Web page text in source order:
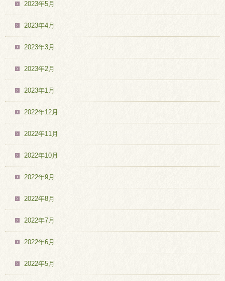
2023年5月
2023年4月
2023年3月
2023年2月
2023年1月
2022年12月
2022年11月
2022年10月
2022年9月
2022年8月
2022年7月
2022年6月
2022年5月